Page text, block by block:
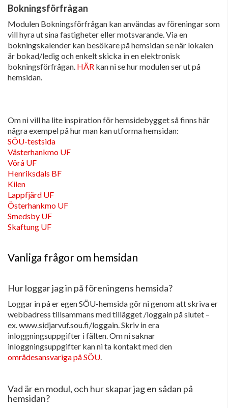
Bokningsförfrågan
Modulen Bokningsförfrågan kan användas av föreningar som
vill hyra ut sina fastigheter eller motsvarande. Via en
bokningskalender kan besökare på hemsidan se när lokalen
är bokad/ledig och enkelt skicka in en elektronisk
bokningsförfrågan. HÄR kan ni se hur modulen ser ut på
hemsidan.
Om ni vill ha lite inspiration för hemsidebygget så finns här
några exempel på hur man kan utforma hemsidan:
SÖU-testsida
Västerhankmo UF
Vörå UF
Henriksdals BF
Kilen
Lappfjärd UF
Österhankmo UF
Smedsby UF
Skaftung UF
Vanliga frågor om hemsidan
Hur loggar jag in på föreningens hemsida?
Loggar in på er egen SÖU-hemsida gör ni genom att skriva er
webbadress tillsammans med tillägget /loggain på slutet –
ex. www.sidjarvuf.sou.fi/loggain. Skriv in era
inloggningsuppgifter i fälten. Om ni saknar
inloggningsuppgifter kan ni ta kontakt med den
områdesansvariga på SÖU.
Vad är en modul, och hur skapar jag en sådan på
hemsidan?